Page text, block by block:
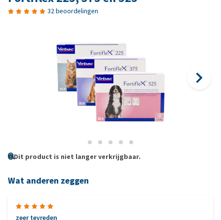
32 beoordelingen
Dit product is niet langer verkrijgbaar.
Wat anderen zeggen
zeer tevreden